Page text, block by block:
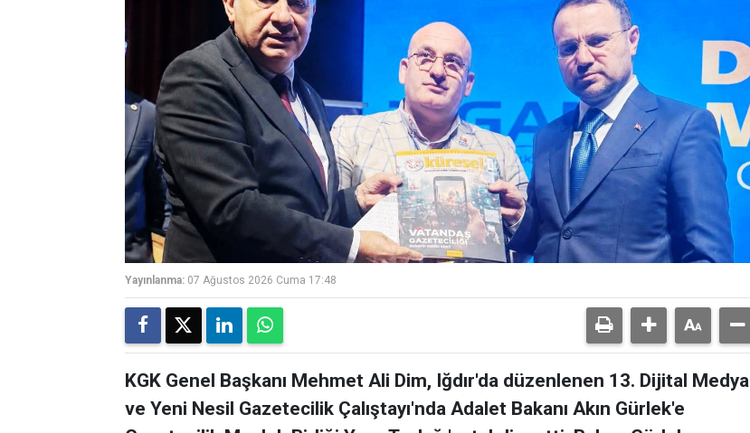
Yayınlanma: 07 Ağustos 2026 Cuma 17:48
KGK Genel Başkanı Mehmet Ali Dim, Iğdır'da düzenlenen 13. Dijital Medya
ve Yeni Nesil Gazetecilik Çalıştayı'nda Adalet Bakanı Akın Gürlek'e